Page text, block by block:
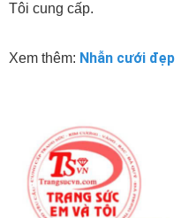
Tôi cung cấp.
Xem thêm: Nhẫn cưới đẹp